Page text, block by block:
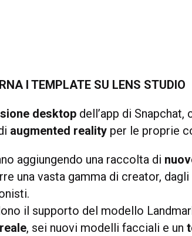
I TEMPLATE SU LENS STUDIO
desktop dell’app di
augmented reality per le proprie
aggiungendo una raccolta di
una vasta gamma di creator,
il supporto del modello
, sei nuovi modelli facciali e un